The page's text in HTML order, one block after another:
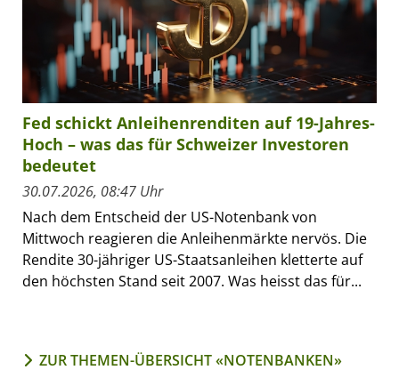
Fed schickt Anleihenrenditen auf 19-Jahres-
Hoch – was das für Schweizer Investoren
bedeutet
30.07.2026, 08:47 Uhr
Nach dem Entscheid der US-Notenbank von
Mittwoch reagieren die Anleihenmärkte nervös. Die
Rendite 30-jähriger US-Staatsanleihen kletterte auf
den höchsten Stand seit 2007. Was heisst das für...
ZUR THEMEN-ÜBERSICHT «NOTENBANKEN»